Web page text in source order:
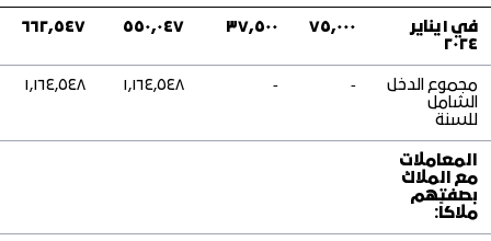
المراجعة التشغيلية
الحلول الرقمية
في ١ يناير
٢٠٢٤
٧٥,٠٠٠ ٣٧,٥٠٠ ٥٥٠,٠٤٧ ٦٦٢,٥٤٧
مجموع الدخل
الشامل
للسنة
‑
‑ ١,١٦٤,٥٤٨ ١,١٦٤,٥٤٨
المعاملات
مع الملاك
بصفتهم
ملاكاً: